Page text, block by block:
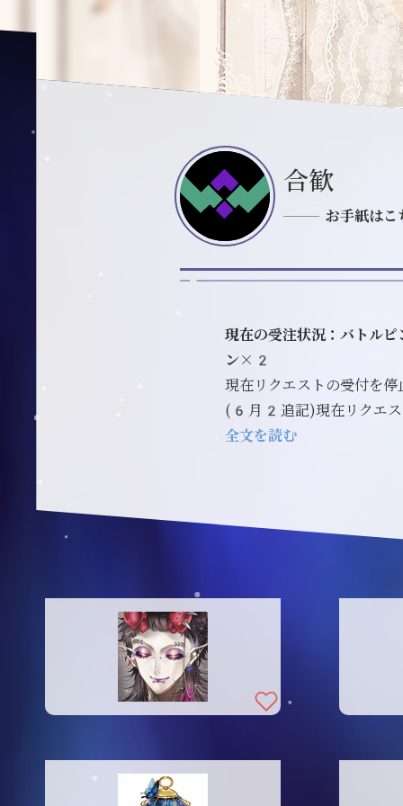
合歓
お手紙はこ
現在の受注状況：バト
ン×2
現在リクエストの受付を停
(6月2追記)現在リクエス
全文を読む